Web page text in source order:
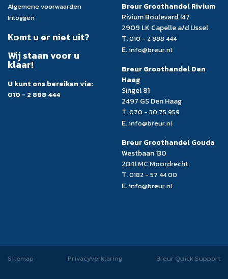
Algemene voorwaarden
Inloggen
Komt u er niet uit?
Wij staan voor u
klaar!
U kunt ons bereiken via:
010 - 2 888 444
Breur Groothandel Rivium
Rivium Boulevard 147
2909 LK Capelle a/d IJssel
T.010 - 2 888 444
E. info@breur.nl
Breur Groothandel Den
Haag
Singel 81
2497 GS Den Haag
T.070 - 30 75 959
E. info@breur.nl
Breur Groothandel Gouda
Westbaan 130
2841 MC Moordrecht
T.0182 - 57 44 00
E. info@breur.nl
Sitemap Privacyverklaring Breur Quick Support